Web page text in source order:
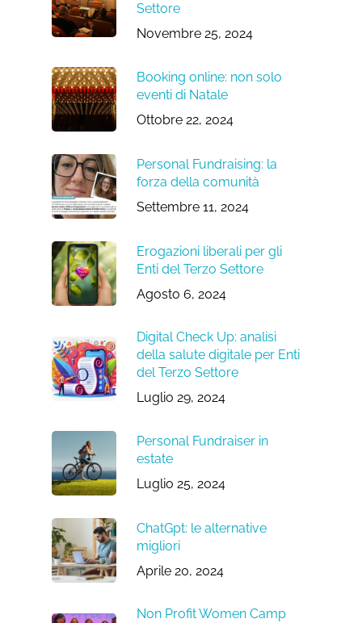
Settore
Novembre 25, 2024
Booking online: non solo
eventi di Natale
Ottobre 22, 2024
Personal Fundraising: la
forza della comunità
Settembre 11, 2024
Erogazioni liberali per gli
Enti del Terzo Settore
Agosto 6, 2024
Digital Check Up: analisi
della salute digitale per Enti
del Terzo Settore
Luglio 29, 2024
Personal Fundraiser in
estate
Luglio 25, 2024
ChatGpt: le alternative
migliori
Aprile 20, 2024
Non Profit Women Camp